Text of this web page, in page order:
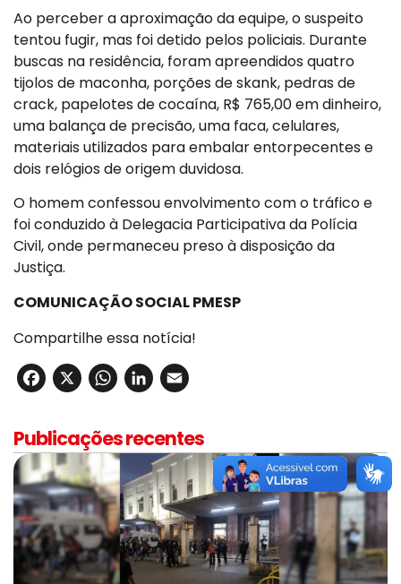
Ao perceber a aproximação da equipe, o suspeito
tentou fugir, mas foi detido pelos policiais. Durante
buscas na residência, foram apreendidos quatro
tijolos de maconha, porções de skank, pedras de
crack, papelotes de cocaína, R$ 765,00 em dinheiro,
uma balança de precisão, uma faca, celulares,
materiais utilizados para embalar entorpecentes e
dois relógios de origem duvidosa.
O homem confessou envolvimento com o tráfico e
foi conduzido à Delegacia Participativa da Polícia
Civil, onde permaneceu preso à disposição da
Justiça.
COMUNICAÇÃO SOCIAL PMESP
Compartilhe essa notícia!
Facebook
X WhatsApp
LinkedIn
Publicações recentes